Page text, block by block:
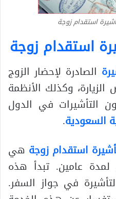
استقدام زوجة
استقدام زوجة
الصادرة لإحضار الزوج
وكذلك الأنظمة
التأشيرات في الدول
السعودية.
استقدام زوجة هي
عامين. تبدأ هذه
في جواز السفر.